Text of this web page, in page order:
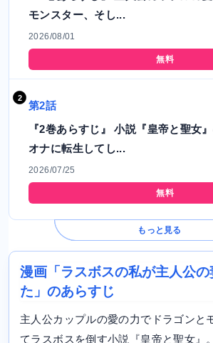
モンスター、そし...
2026/08/01
無料
第2話
『2巻あらすじ』 小説『皇帝と聖女
オナに転生してし...
2026/07/25
無料
もっと見る
漫画「ラスボスの私が主人公の
た」のあらすじ
主人公カップルの愛の力でドラゴンと
てラスボスを倒す小説『皇帝と聖女』